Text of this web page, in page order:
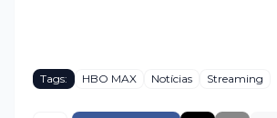
Tags: HBO MAX Notícias Streaming